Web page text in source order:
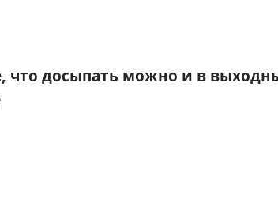
что досыпать можно и в